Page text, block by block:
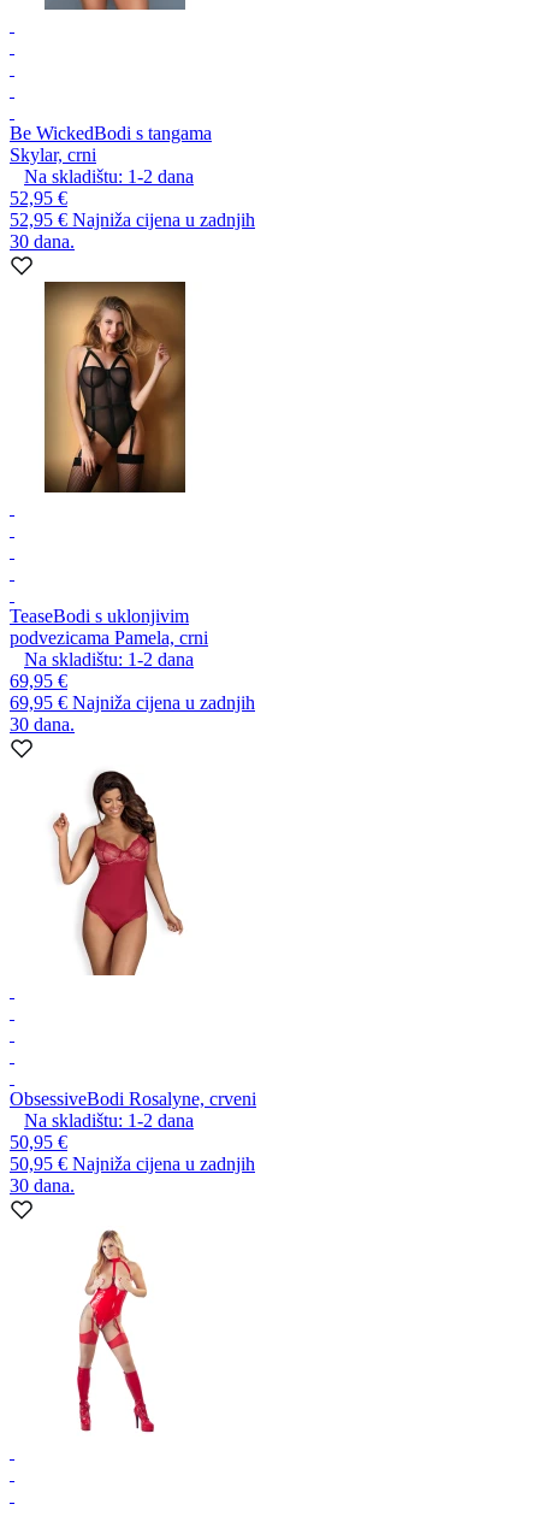
Be WickedBodi s tangama
Skylar, crni
Na skladištu: 1-2 dana
52,95 €
52,95 € Najniža cijena u zadnjih
30 dana.
TeaseBodi s uklonjivim
podvezicama Pamela, crni
Na skladištu: 1-2 dana
69,95 €
69,95 € Najniža cijena u zadnjih
30 dana.
ObsessiveBodi Rosalyne, crveni
Na skladištu: 1-2 dana
50,95 €
50,95 € Najniža cijena u zadnjih
30 dana.